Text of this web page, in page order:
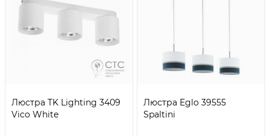
Люстра TK Lighting 3409
Vico White
Люстра Eglo 39555
Spaltini